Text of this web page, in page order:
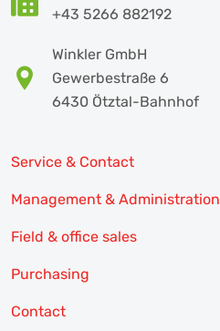
+43 5266 882192
Winkler GmbH
Gewerbestraße 6
6430 Ötztal-Bahnhof
Service & Contact
Management & Administration
Field & office sales
Purchasing
Contact